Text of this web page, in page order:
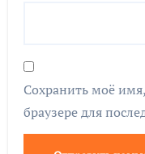
Сохранить моё
браузере для